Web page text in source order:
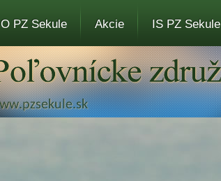
O PZ Sekule Akcie IS PZ Sekule